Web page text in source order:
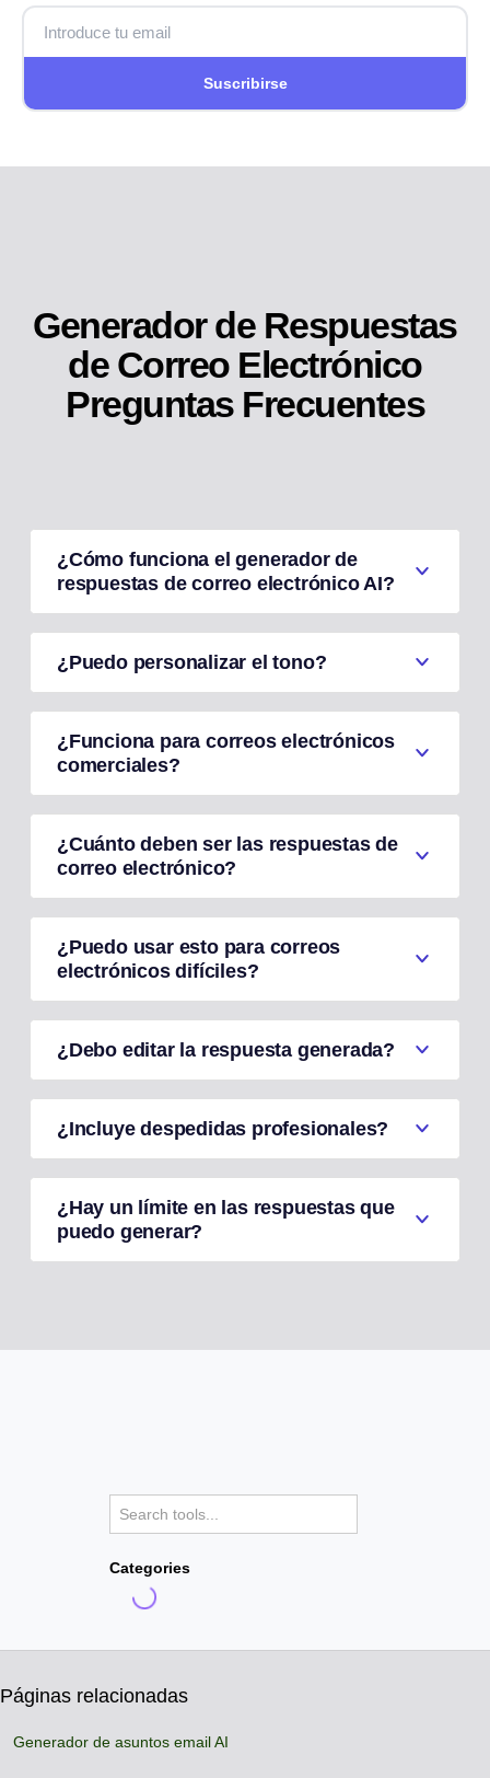
Suscribirse
Generador de Respuestas
de Correo Electrónico
Preguntas Frecuentes
¿Cómo funciona el generador de
respuestas de correo electrónico AI?
¿Puedo personalizar el tono?
¿Funciona para correos electrónicos
comerciales?
¿Cuánto deben ser las respuestas de
correo electrónico?
¿Puedo usar esto para correos
electrónicos difíciles?
¿Debo editar la respuesta generada?
¿Incluye despedidas profesionales?
¿Hay un límite en las respuestas que
puedo generar?
Categories
Páginas relacionadas
Generador de asuntos email AI